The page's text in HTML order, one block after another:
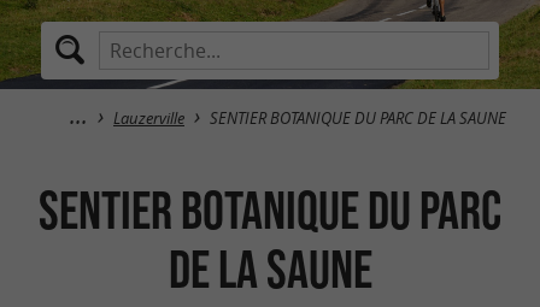
Lauzerville SENTIER BOTANIQUE DU PARC DE LA SAUNE
SENTIER BOTANIQUE DU PARC
DE LA SAUNE